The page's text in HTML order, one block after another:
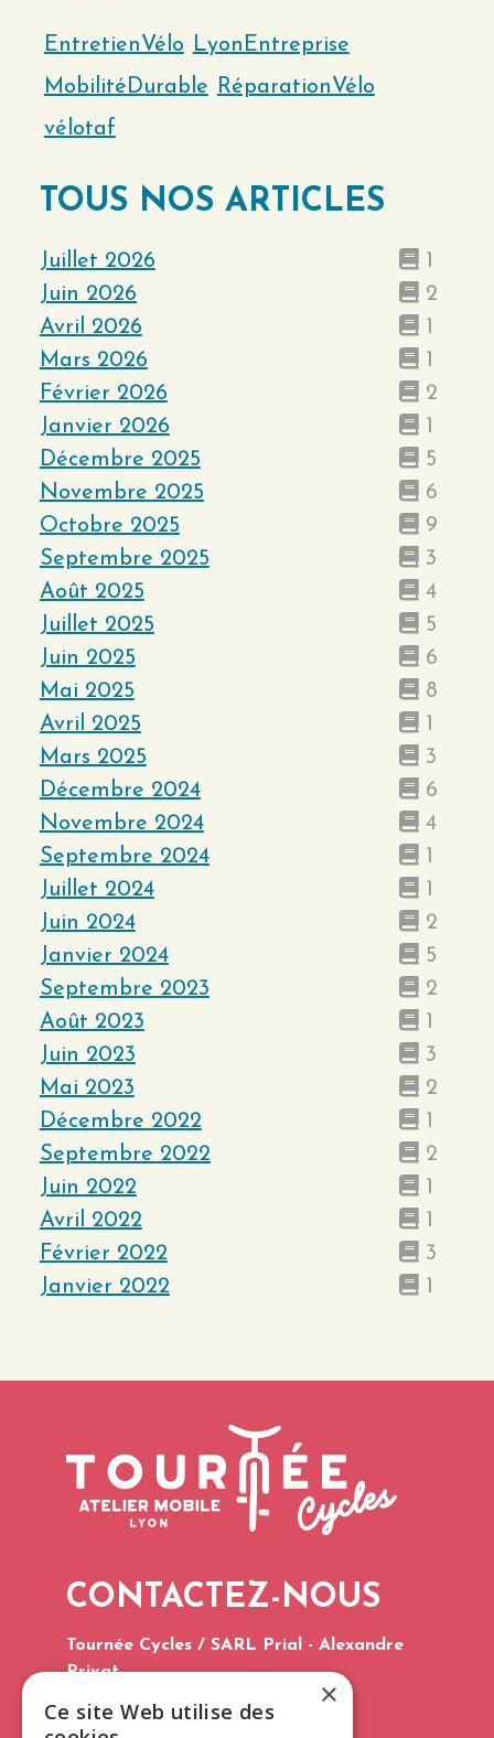
EntretienVélo LyonEntreprise
MobilitéDurable RéparationVélo
vélotaf
TOUS NOS ARTICLES
Juillet 2026
1
Juin 2026
2
Avril 2026
1
Mars 2026
1
Février 2026
2
Janvier 2026
1
Décembre 2025
5
Novembre 2025
6
Octobre 2025
9
Septembre 2025
3
Août 2025
4
Juillet 2025
5
Juin 2025
6
Mai 2025
8
Avril 2025
1
Mars 2025
3
Décembre 2024
6
Novembre 2024
4
Septembre 2024
1
Juillet 2024
1
Juin 2024
2
Janvier 2024
5
Septembre 2023
2
Août 2023
1
Juin 2023
3
Mai 2023
2
Décembre 2022
1
Septembre 2022
2
Juin 2022
1
Avril 2022
1
Février 2022
3
Janvier 2022
1
CONTACTEZ-NOUS
Tournée Cycles / SARL Prial - Alexandre
Privat
E-mail : contact@tourneecycles.fr
×
Ce site Web utilise des